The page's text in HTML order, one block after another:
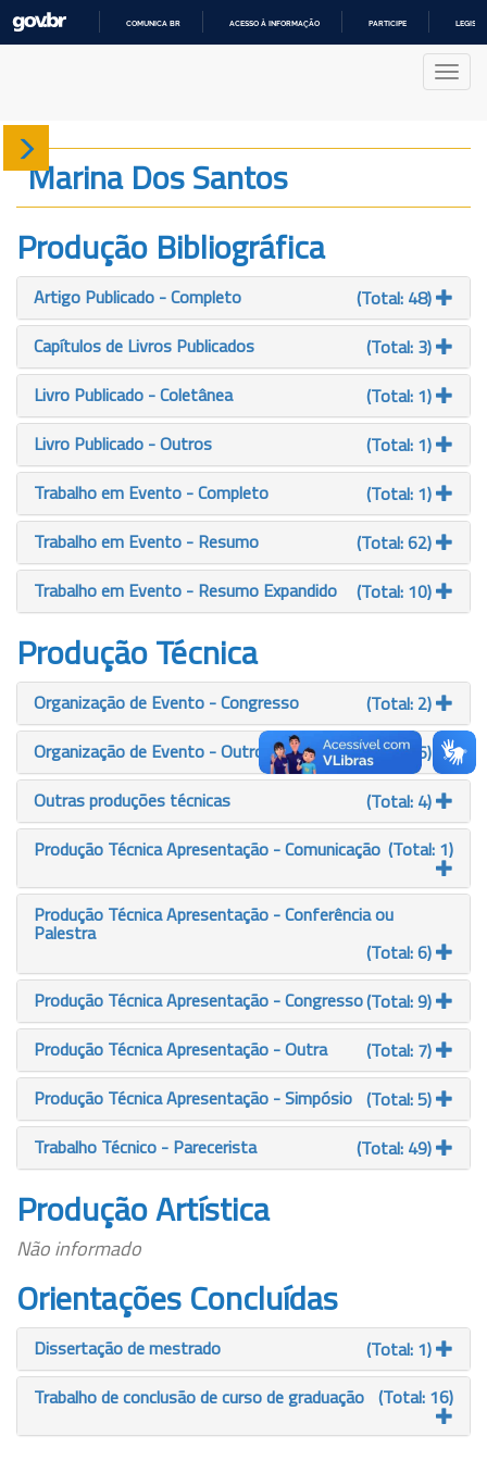
COMUNICA BR ACESSO À INFORMAÇÃO PARTICIPE
Sobre
Produção
Projetos
Gráficos
Marina Dos Santos
Produção Bibliográfica
Artigo Publicado - Completo
(Total: 48)
Capítulos de Livros Publicados
(Total: 3)
Livro Publicado - Coletânea
(Total: 1)
Livro Publicado - Outros
(Total: 1)
Trabalho em Evento - Completo
(Total: 1)
Trabalho em Evento - Resumo
(Total: 62)
Trabalho em Evento - Resumo Expandido
(Total: 10)
Produção Técnica
Organização de Evento - Congresso
(Total: 2)
Organização de Evento - Outro
(Total: 6)
Outras produções técnicas
(Total: 4)
Produção Técnica Apresentação - Comunicação (Total: 1)
Produção Técnica Apresentação - Conferência ou
Palestra
(Total: 6)
Produção Técnica Apresentação - Congresso(Total: 9)
Produção Técnica Apresentação - Outra
(Total: 7)
Produção Técnica Apresentação - Simpósio (Total: 5)
Trabalho Técnico - Parecerista
(Total: 49)
Produção Artística
Não informado
Orientações Concluídas
Dissertação de mestrado
(Total: 1)
Trabalho de conclusão de curso de graduação (Total: 16)